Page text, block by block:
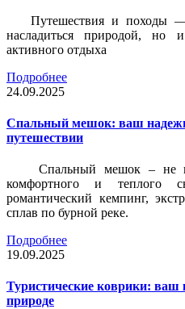
Путешествия и походы
насладиться природой, но
активного отдыха
Подробнее
24.09.2025
Спальный мешок: ваш
путешествии
Спальный мешок – не
комфортного и теплого
романтический кемпинг,
сплав по бурной реке.
Подробнее
19.09.2025
Туристические коврики:
природе